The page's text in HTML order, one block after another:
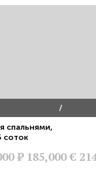
/
спальнями,
соток
Р 185,000 €